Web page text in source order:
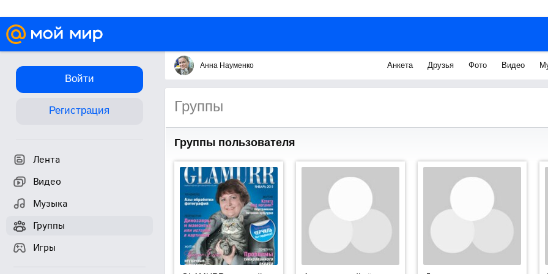
Войти
Регистрация
Лента
Видео
Музыка
Группы
Игры
Анна Науменко Анкета Друзья Фото Видео
Группы
Группы пользователя